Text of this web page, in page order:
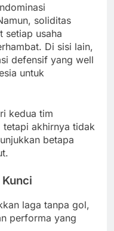
soliditas
setiap usaha
Di sisi lain,
defensif yang well
untuk
kedua tim
tetapi akhirnya tidak
betapa
laga tanpa gol,
performa yang